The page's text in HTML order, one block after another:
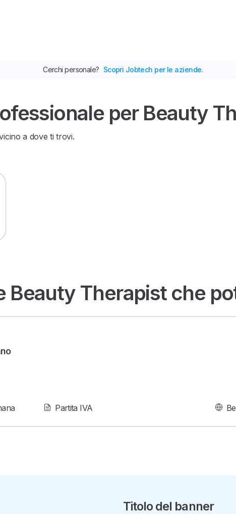
per Beauty
a dove ti trovi.
Beauty Therapist che
Partita IVA
Titolo del banner
Cerchi personale? Scopri Jobtech per le aziende.